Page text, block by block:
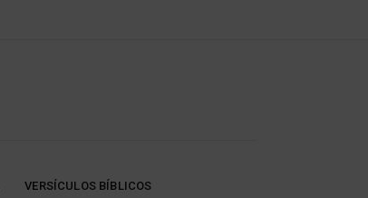
VERSÍCULOS BÍBLICOS